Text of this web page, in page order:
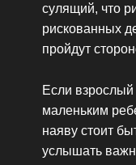
сулящий, что
рискованных
пройдут
Если взрослый
маленьким
наяву стоит
услышать